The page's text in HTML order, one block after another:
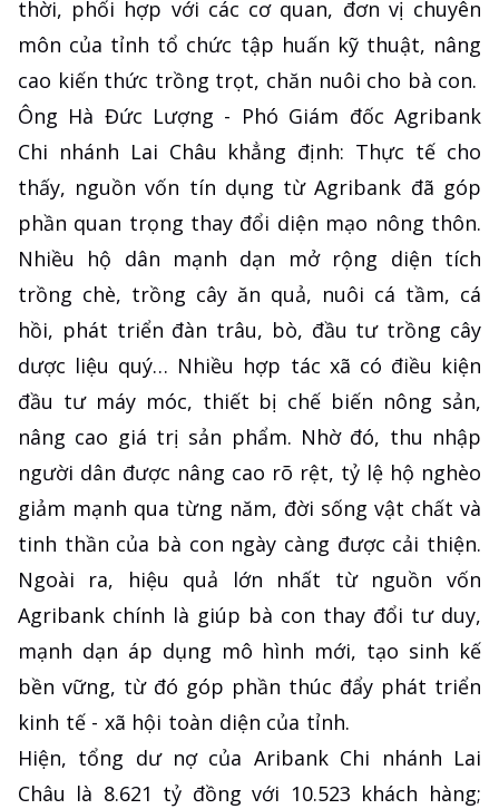
thời, phối hợp với các cơ quan, đơn vị chuyên
môn của tỉnh tổ chức tập huấn kỹ thuật, nâng
cao kiến thức trồng trọt, chăn nuôi cho bà con.
Ông Hà Đức Lượng - Phó Giám đốc Agribank
Chi nhánh Lai Châu khẳng định: Thực tế cho
thấy, nguồn vốn tín dụng từ Agribank đã góp
phần quan trọng thay đổi diện mạo nông thôn.
Nhiều hộ dân mạnh dạn mở rộng diện tích
trồng chè, trồng cây ăn quả, nuôi cá tầm, cá
hồi, phát triển đàn trâu, bò, đầu tư trồng cây
dược liệu quý… Nhiều hợp tác xã có điều kiện
đầu tư máy móc, thiết bị chế biến nông sản,
nâng cao giá trị sản phẩm. Nhờ đó, thu nhập
người dân được nâng cao rõ rệt, tỷ lệ hộ nghèo
giảm mạnh qua từng năm, đời sống vật chất và
tinh thần của bà con ngày càng được cải thiện.
Ngoài ra, hiệu quả lớn nhất từ nguồn vốn
Agribank chính là giúp bà con thay đổi tư duy,
mạnh dạn áp dụng mô hình mới, tạo sinh kế
bền vững, từ đó góp phần thúc đẩy phát triển
kinh tế - xã hội toàn diện của tỉnh.
Hiện, tổng dư nợ của Aribank Chi nhánh Lai
Châu là 8.621 tỷ đồng với 10.523 khách hàng;